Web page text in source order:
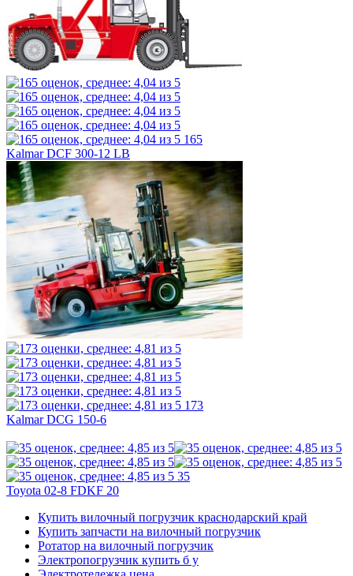
165
Kalmar DCF 300-12 LB
173
Kalmar DCG 150-6
35
Toyota 02-8 FDKF 20
Купить вилочный погрузчик краснодарский край
Купить запчасти на вилочный погрузчик
Ротатор на вилочный погрузчик
Электропогрузчик купить б у